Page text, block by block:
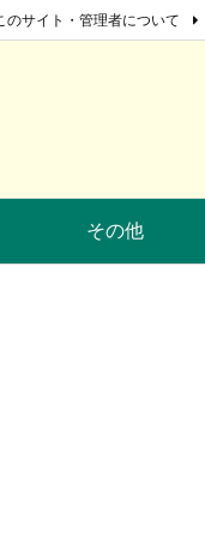
その他
のサイト・管理者について